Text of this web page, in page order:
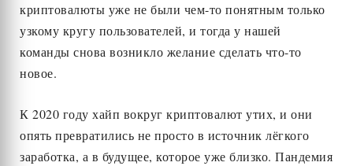
криптовалюты уже не были чем-то понятным только
узкому кругу пользователей, и тогда у нашей
команды снова возникло желание сделать что-то
новое.
К 2020 году хайп вокруг криптовалют утих, и они
опять превратились не просто в источник лёгкого
заработка, а в будущее, которое уже близко. Пандемия